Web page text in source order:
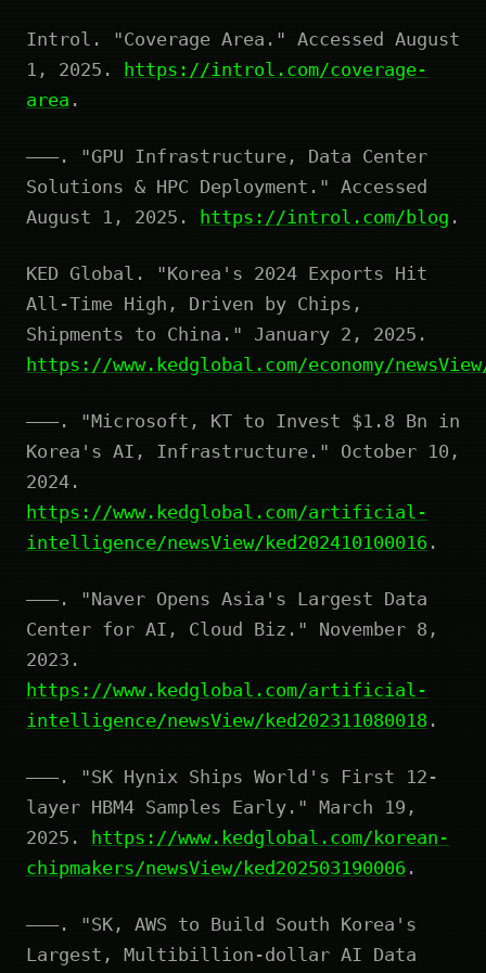
Introl. "Coverage Area." Accessed August
1, 2025. https://introl.com/coverage-
area .
———. "GPU Infrastructure, Data Center
Solutions & HPC Deployment." Accessed
August 1, 2025. https://introl.com/blog .
KED Global. "Korea's 2024 Exports Hit
All-Time High, Driven by Chips,
Shipments to China." January 2, 2025.
https://www.kedglobal.com/economy/
———. "Microsoft, KT to Invest $1.8 Bn in
Korea's AI, Infrastructure." October 10,
2024.
https://www.kedglobal.com/artificial-
intelligence/newsView/ked202410100016 .
———. "Naver Opens Asia's Largest Data
Center for AI, Cloud Biz." November 8,
2023.
https://www.kedglobal.com/artificial-
intelligence/newsView/ked202311080018 .
———. "SK Hynix Ships World's First 12-
layer HBM4 Samples Early." March 19,
2025. https://www.kedglobal.com/korean-
chipmakers/newsView/ked202503190006 .
———. "SK, AWS to Build South Korea's
Largest, Multibillion-dollar AI Data